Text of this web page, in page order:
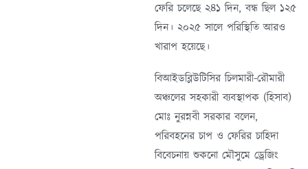
ফেরি চলেছে ২৪১ দিন, বন্ধ ছিল ১২৫
দিন। ২০২৫ সালে পরিস্থিতি আরও
খারাপ হয়েছে।
বিআইডব্লিউটিসির চিলমারী-রৌমারী
অঞ্চলের সহকারী ব্যবস্থাপক (হিসাব)
মোঃ নুরন্নবী সরকার বলেন,
পরিবহনের চাপ ও ফেরির চাহিদা
বিবেচনায় শুকনো মৌসুমে ড্রেজিং